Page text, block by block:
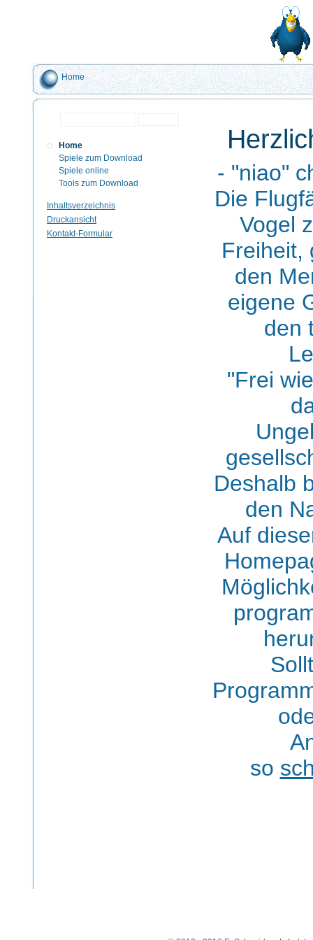
Home
Home
Spiele zum Download
Spiele online
Tools zum Download
Inhaltsverzeichnis
Druckansicht
Kontakt-Formular
- "niao"
Die
Vogel
Freiheit,
den
eigene
den
"Frei
Deshalb
den
Auf
so